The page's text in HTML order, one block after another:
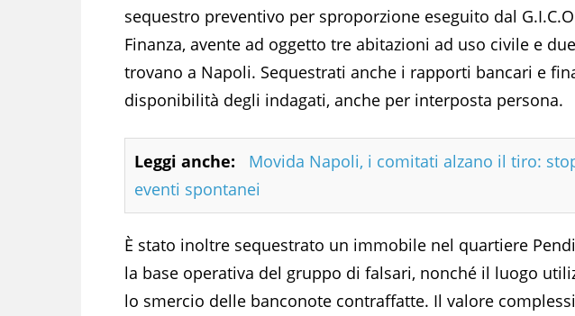
sequestro preventivo per sproporzione eseguito dal
Finanza, avente ad oggetto tre abitazioni ad uso civile e
trovano a Napoli. Sequestrati anche i rapporti bancari e
disponibilità degli indagati, anche per interposta persona.
Leggi anche:
Movida Napoli, i comitati alzano il tiro:
eventi spontanei
È stato inoltre sequestrato un immobile nel quartiere
la base operativa del gruppo di falsari, nonché il luogo
lo smercio delle banconote contraffatte. Il valore